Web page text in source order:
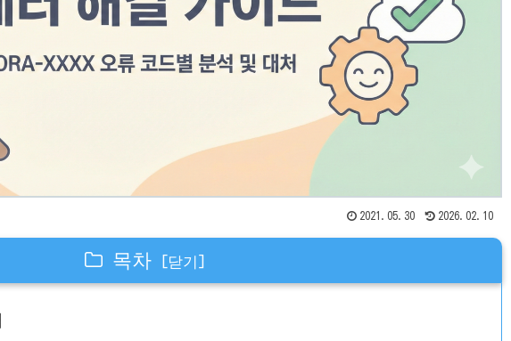
2021.05.30 2026.02.10
목차